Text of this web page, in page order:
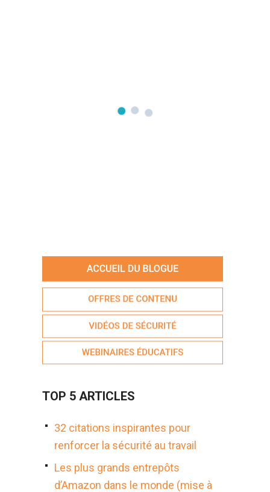
TOP 5 ARTICLES
32 citations inspirantes pour
renforcer la sécurité au travail
Les plus grands entrepôts
d’Amazon dans le monde (mise à